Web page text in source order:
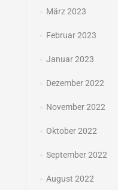
März 2023
Februar 2023
Januar 2023
Dezember 2022
November 2022
Oktober 2022
September 2022
August 2022